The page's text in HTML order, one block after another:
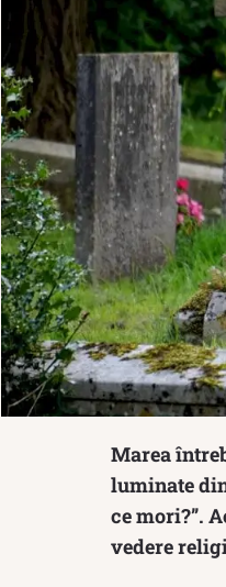
Marea
luminate
ce mori?”.
vedere